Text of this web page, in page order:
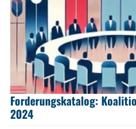
Forderungskatalog:
2024